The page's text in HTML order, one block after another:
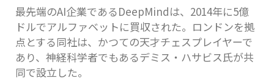
最先端のAI企業であるDeepMindは、2014年に5億
ドルでアルファベットに買収された。ロンドンを拠
点とする同社は、かつての天才チェスプレイヤーで
あり、神経科学者でもあるデミス・ハサビス氏が共
同で設立した。